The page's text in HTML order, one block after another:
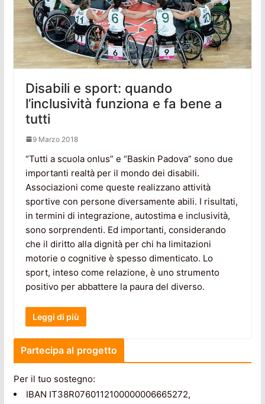
Disabili e sport: quando
l’inclusività funziona e fa bene a
tutti
9 Marzo 2018
“Tutti a scuola onlus” e “Baskin Padova” sono due
importanti realtà per il mondo dei disabili.
Associazioni come queste realizzano attività
sportive con persone diversamente abili. I risultati,
in termini di integrazione, autostima e inclusività,
sono sorprendenti. Ed importanti, considerando
che il diritto alla dignità per chi ha limitazioni
motorie o cognitive è spesso dimenticato. Lo
sport, inteso come relazione, è uno strumento
positivo per abbattere la paura del diverso.
Leggi di più
Partecipa al progetto
Per il tuo sostegno:
IBAN IT38R0760112100000006665272,